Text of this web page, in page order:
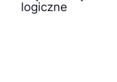
logiczne